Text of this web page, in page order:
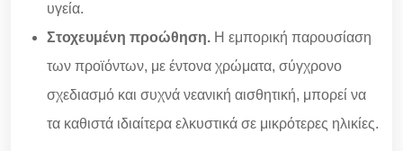
υγεία.
Στοχευμένη προώθηση. Η εμπορική παρουσίαση
των προϊόντων, με έντονα χρώματα, σύγχρονο
σχεδιασμό και συχνά νεανική αισθητική, μπορεί να
τα καθιστά ιδιαίτερα ελκυστικά σε μικρότερες ηλικίες.